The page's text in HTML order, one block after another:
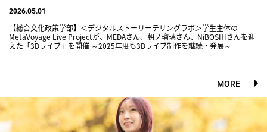
2026.05.01
【総合文化政策学部】＜デジタルストーリーテリングラボ＞学生主体の
MetaVoyage Live Projectが、MEDAさん、朝ノ瑠璃さん、NiBOSHIさんを迎
えた「3Dライブ」を開催 ～2025年度も3Dライブ制作を継続・発展～
MORE